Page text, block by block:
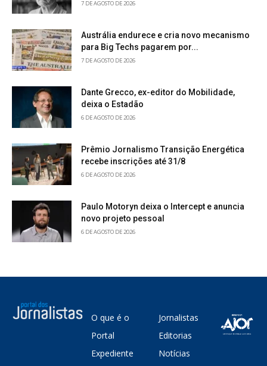
7 DE AGOSTO DE 2026
Austrália endurece e cria novo mecanismo
para Big Techs pagarem por...
7 DE AGOSTO DE 2026
Dante Grecco, ex-editor do Mobilidade,
deixa o Estadão
6 DE AGOSTO DE 2026
Prêmio Jornalismo Transição Energética
recebe inscrições até 31/8
6 DE AGOSTO DE 2026
Paulo Motoryn deixa o Intercept e anuncia
novo projeto pessoal
6 DE AGOSTO DE 2026
O que é o
Portal
Expediente
Jornalistas
Editorias
Notícias